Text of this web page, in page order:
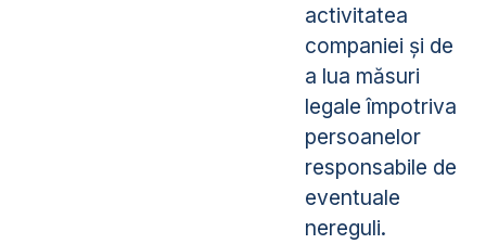
activitatea
companiei și de
a lua măsuri
legale împotriva
persoanelor
responsabile de
eventuale
nereguli.